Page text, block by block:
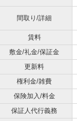
間取り/詳細
賃料
敷金/礼金/保証金
更新料
権利金/雑費
保険加入/料金
保証人代行義務